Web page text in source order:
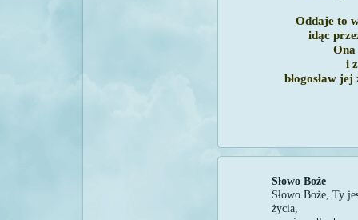
Oddaje to
idąc
Ona
i
błogosław
Słowo Boże
Słowo Boże, Ty
życia,